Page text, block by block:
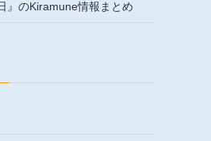
』のKiramune情報まとめ